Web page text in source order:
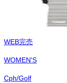
WEB完売
WOMEN'S
Cph/Golf